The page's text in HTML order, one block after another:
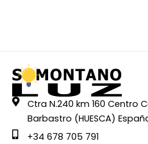
Ctra N.240 km 160 Centro
Barbastro (HUESCA)
+34 678 705 791